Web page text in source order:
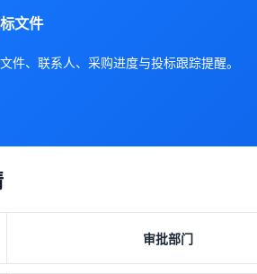
文件
件、联系人、采购进度与投标跟踪提醒。
审批部门